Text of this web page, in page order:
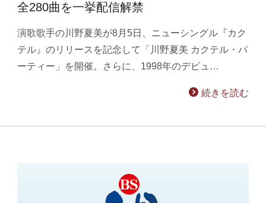
全280曲を一挙配信解禁
演歌歌手の川野夏美が8月5日、ニューシングル『カク
テル』のリリースを記念して「川野夏美 カクテル・パ
ーティー」を開催。さらに、1998年のデビュ…
続きを読む